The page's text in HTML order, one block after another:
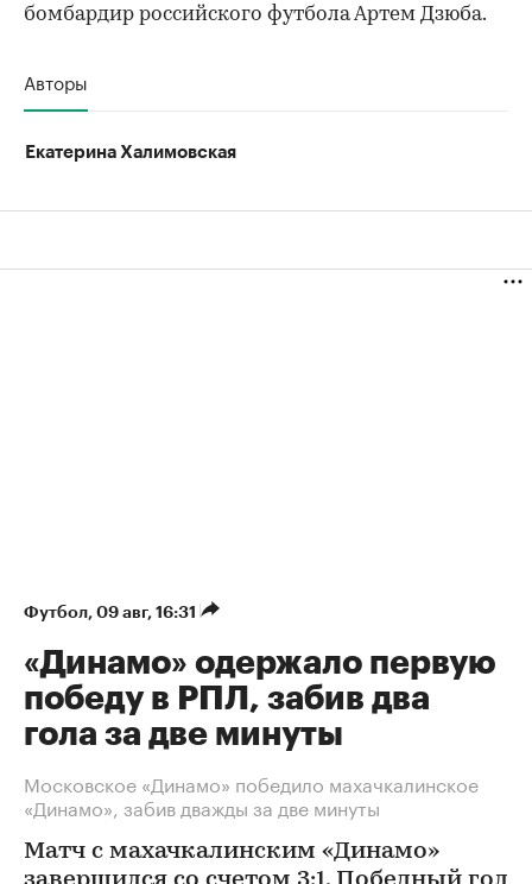
00:00 / 00:00
бомбардир российского футбола Артем Дзюба.
Авторы
Екатерина Халимовская
Футбол⁠, 09 авг, 16:31
«Динамо» одержало первую
победу в РПЛ, забив два
гола за две минуты
Московское «Динамо» победило махачкалинское
«Динамо», забив дважды за две минуты
Матч с махачкалинским «Динамо»